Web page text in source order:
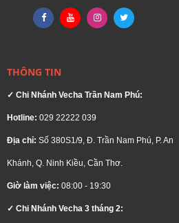
Thiết kế cạnh viền
Giải phóng góc nhìn khỏi các viền
thiết kế cạnh viền siêu mỏng. Tận
mang lại vẻ đẹp trang nhã và khả
THÔNG TIN
✓ Chi Nhánh Vecha Trần Nam Phú:
Hotline: 029 22222 039
Địa chỉ: Số 380S1/9, Đ. Trần Nam Phú, P. An
Khánh, Q. Ninh Kiều, Cần Thơ.
Giờ làm việc: 08:00 - 19:30
✓ Chi Nhánh Vecha 3 tháng 2: